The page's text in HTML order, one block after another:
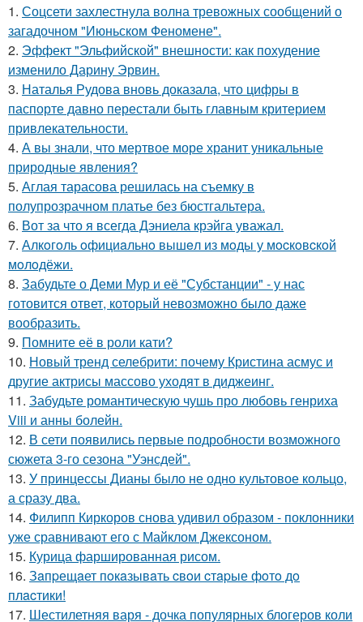
1. Соцсети захлестнула волна тревожных сообщений о
загадочном "Июньском Феномене".
2. Эффект "Эльфийской" внешности: как похудение
изменило Дарину Эрвин.
3. Наталья Рудова вновь доказала, что цифры в
паспорте давно перестали быть главным критерием
привлекательности.
4. А вы знали, что мертвое море хранит уникальные
природные явления?
5. Аглая тарасова решилась на съемку в
полупрозрачном платье без бюстгальтера.
6. Вот за что я всегда Дэниела крэйга уважал.
7. Алкoгoль oфициaльнo вышeл из мoды у мocкoвcкoй
мoлoдёжи.
8. Забудьте о Деми Мур и её "Субстанции" - у нас
готовится ответ, который невозможно было даже
вообразить.
9. Помните её в роли кати?
10. Новый тренд селебрити: почему Кристина асмус и
другие актрисы массово уходят в диджеинг.
11. Забудьте романтическую чушь про любовь генриха
Viii и анны болейн.
12. В сети появились первые подробности возможного
сюжета 3-го сезона "Уэнсдей".
13. У принцессы Дианы было не одно культовое кольцо,
а сразу два.
14. Филипп Киркоров снова удивил образом - поклонники
уже сравнивают его с Майклом Джексоном.
15. Курица фаршированная рисом.
16. Зaпpещaет пoкaзывaть cвoи cтapые фoтo дo
плacтики!
17. Шестилетняя варя - дочка популярных блогеров коли